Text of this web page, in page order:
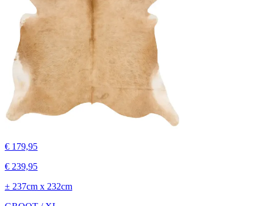
€ 179,95
€ 239,95
± 237cm x 232cm